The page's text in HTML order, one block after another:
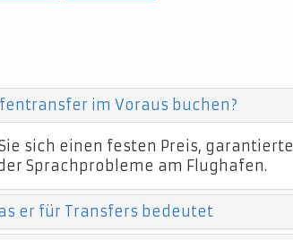
im Voraus buchen?
sich einen festen Preis, garantierte
Sprachprobleme am Flughafen.
er für Transfers bedeutet